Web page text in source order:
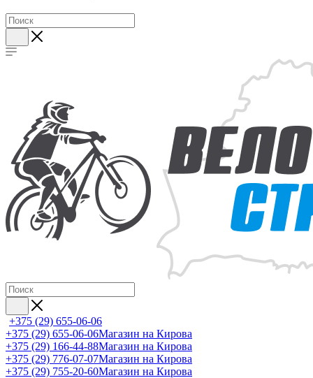
+375 (29) 655-06-06
+375 (29) 655-06-06Магазин на Кирова
+375 (29) 166-44-88Магазин на Кирова
+375 (29) 776-07-07Магазин на Кирова
+375 (29) 755-20-60Магазин на Кирова